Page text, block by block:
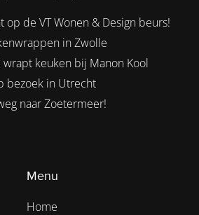
op de VT Wonen & Design beurs!
in Zwolle
keuken bij Manon Kool
bezoek in Utrecht
naar Zoetermeer!
Menu
Home